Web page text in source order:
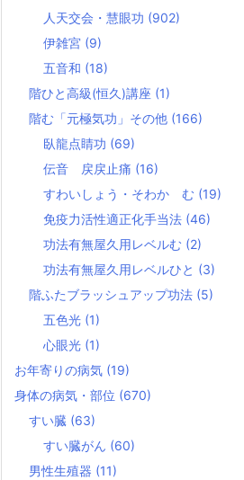
人天交会・慧眼功 (902)
伊雑宮 (9)
五音和 (18)
階ひと高級(恒久)講座 (1)
階む「元極気功」その他 (166)
臥龍点睛功 (69)
伝音 戻戻止痛 (16)
すわいしょう・そわか む (19)
免疫力活性適正化手当法 (46)
功法有無屋久用レベルむ (2)
功法有無屋久用レベルひと (3)
階ふたブラッシュアップ功法 (5)
五色光 (1)
心眼光 (1)
お年寄りの病気 (19)
身体の病気・部位 (670)
すい臓 (63)
すい臓がん (60)
男性生殖器 (11)